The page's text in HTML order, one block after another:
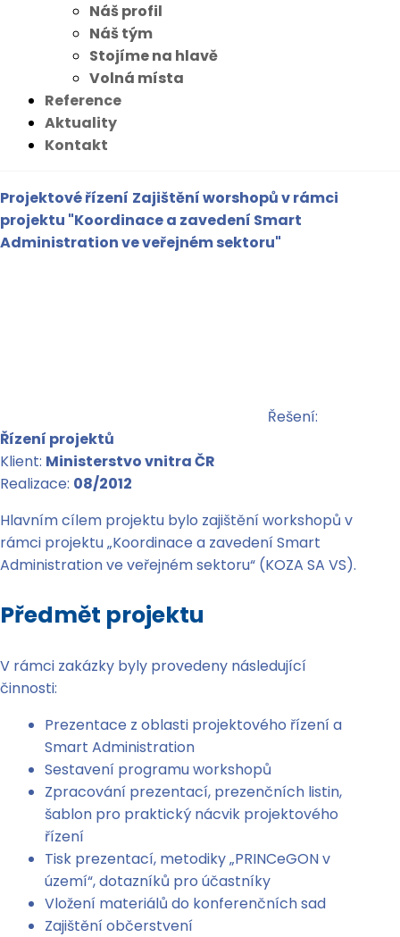
Náš profil
Náš tým
Stojíme na hlavě
Volná místa
Reference
Aktuality
Kontakt
Projektové řízení Zajištění worshopů v rámci
projektu "Koordinace a zavedení Smart
Administration ve veřejném sektoru"
Řešení:
Řízení projektů
Klient: Ministerstvo vnitra ČR
Realizace: 08/2012
Hlavním cílem projektu bylo zajištění workshopů v
rámci projektu „Koordinace a zavedení Smart
Administration ve veřejném sektoru“ (KOZA SA VS).
Předmět projektu
V rámci zakázky byly provedeny následující
činnosti:
Prezentace z oblasti projektového řízení a
Smart Administration
Sestavení programu workshopů
Zpracování prezentací, prezenčních listin,
šablon pro praktický nácvik projektového
řízení
Tisk prezentací, metodiky „PRINCeGON v
území“, dotazníků pro účastníky
Vložení materiálů do konferenčních sad
Zajištění občerstvení